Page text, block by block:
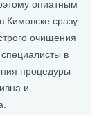
опиатным
Кимовске сразу
очищения
в
процедуры
и